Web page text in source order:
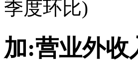
季度环比)
加:营业外收